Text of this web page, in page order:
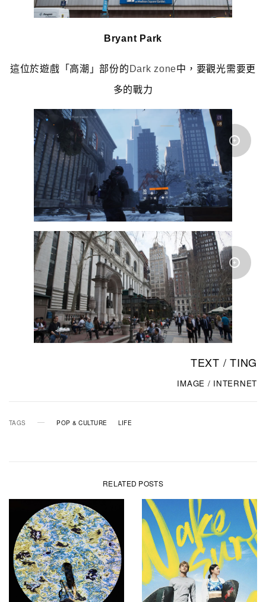
Bryant Park
這位於遊戲「高潮」部份的 Dark zone中 ， 要觀光需要更
多的戰力
TEXT / TING
IMAGE / INTERNET
TAGS POP & CULTURE LIFE
RELATED POSTS